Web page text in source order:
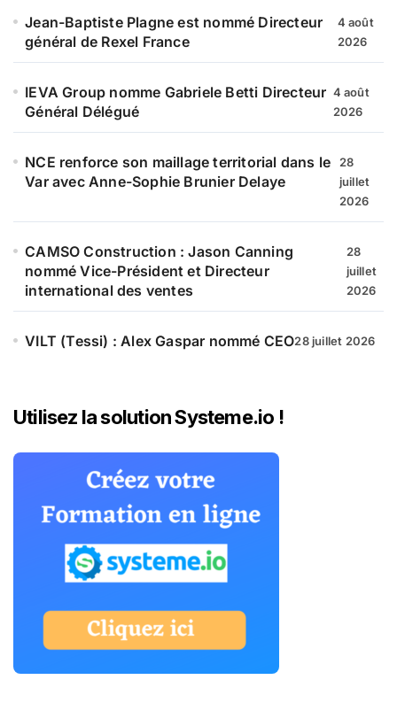
Jean-Baptiste Plagne est nommé Directeur
général de Rexel France
4 août
2026
IEVA Group nomme Gabriele Betti Directeur
Général Délégué
4 août
2026
NCE renforce son maillage territorial dans le
Var avec Anne-Sophie Brunier Delaye
28
juillet
2026
CAMSO Construction : Jason Canning
nommé Vice-Président et Directeur
international des ventes
28
juillet
2026
VILT (Tessi) : Alex Gaspar nommé CEO28 juillet 2026
Utilisez la solution Systeme.io !